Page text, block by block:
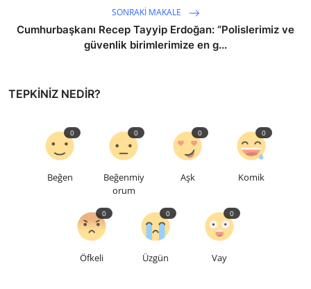
SONRAKI MAKALE
Cumhurbaşkanı Recep Tayyip Erdoğan: “Polislerimiz ve
güvenlik birimlerimize en g...
TEPKINIZ NEDIR?
Beğen
0
Beğenmiy
orum
0
Aşk
0
Komik
0
Öfkeli
0
Üzgün
0
Vay
0